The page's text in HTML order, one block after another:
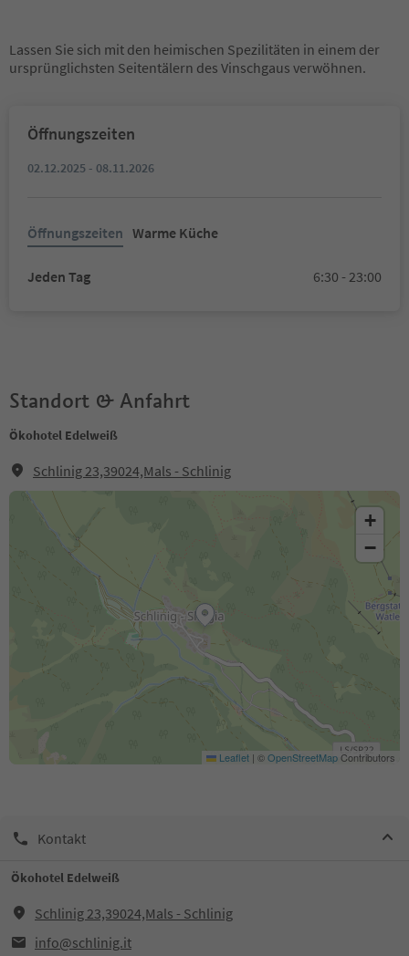
Lassen Sie sich mit den heimischen Spezilitäten in einem der
ursprünglichsten Seitentälern des Vinschgaus verwöhnen.
Öffnungszeiten
02.12.2025 - 08.11.2026
Öffnungszeiten Warme Küche
Jeden Tag 6:30 - 23:00
Standort & Anfahrt
Ökohotel Edelweiß
Schlinig 23,39024,Mals - Schlinig
+
−
Leaflet | ©OpenStreetMapContributors
Kontakt
Ökohotel Edelweiß
Schlinig 23,39024,Mals - Schlinig
info@schlinig.it